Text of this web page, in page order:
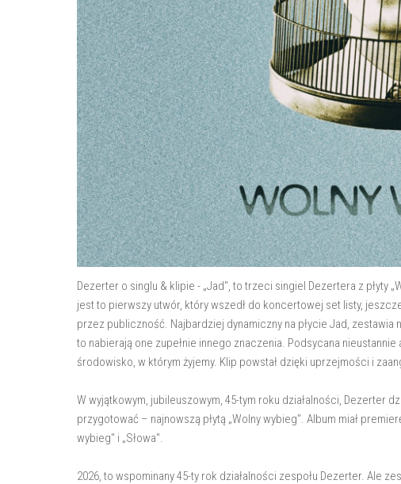
Dezerter o singlu & klipie - „Jad", to trzeci singiel Dezertera z płyty
jest to pierwszy utwór, który wszedł do koncertowej set listy,
przez publiczność. Najbardziej dynamiczny na płycie Jad,
to nabierają one zupełnie innego znaczenia. Podsycana
środowisko, w którym żyjemy. Klip powstał dzięki uprzejmości i
W wyjątkowym, jubileuszowym, 45-tym roku działalności, Dezerter
przygotować – najnowszą płytą „Wolny wybieg". Album miał
wybieg" i „Słowa".
2026, to wspominany 45-ty rok działalności zespołu Dezerter. Ale